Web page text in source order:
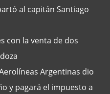
al capitán Santiago
con la venta de dos
Argentinas dio
y pagará el impuesto a